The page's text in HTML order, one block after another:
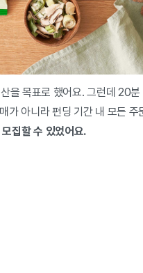
을 목표로 했어요. 그런데 20
가 아니라 펀딩 기간 내 모든
집할 수 있었어요.